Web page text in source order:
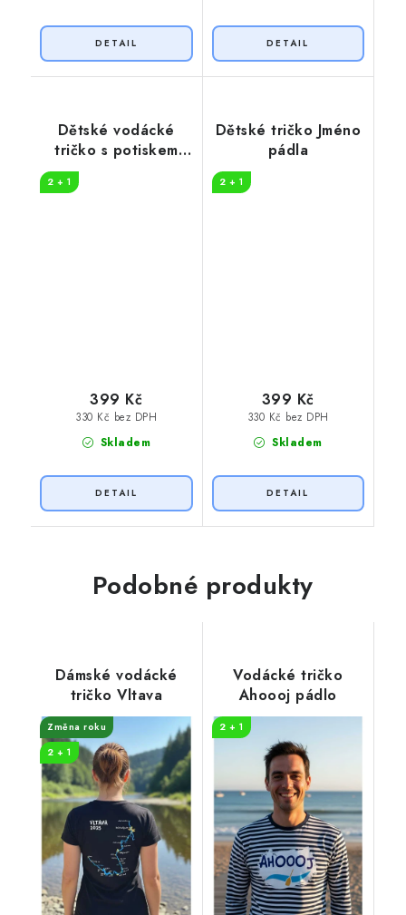
Dětské vodácké
tričko s potiskem
2 + 1
Skladem
330 Kč bez DPH
399 Kč
Dětské tričko Jméno
pádla
2 + 1
Skladem
330 Kč bez DPH
399 Kč
Podobné produkty
Dámské vodácké
tričko Vltava
Změna roku
2 + 1
Vodácké tričko
Ahoooj pádlo
2 + 1